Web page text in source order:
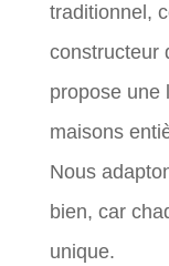
traditionnel,
constructeur
propose une
maisons
Nous
bien, car
unique.